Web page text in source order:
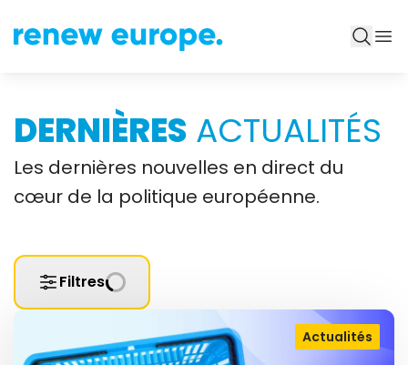
DERNIÈRES ACTUALITÉS
Les dernières nouvelles en direct du
cœur de la politique européenne.
Filtres
Actualités